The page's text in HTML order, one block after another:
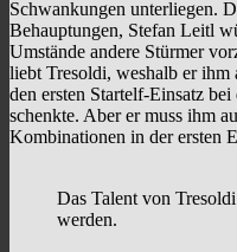
Schwankungen unterliegen.
Behauptungen, Stefan Leitl
Umstände andere Stürmer
liebt Tresoldi, weshalb er ihm
den ersten Startelf-Einsatz
schenkte. Aber er muss ihm
Kombinationen in der ersten
Das Talent von
werden.